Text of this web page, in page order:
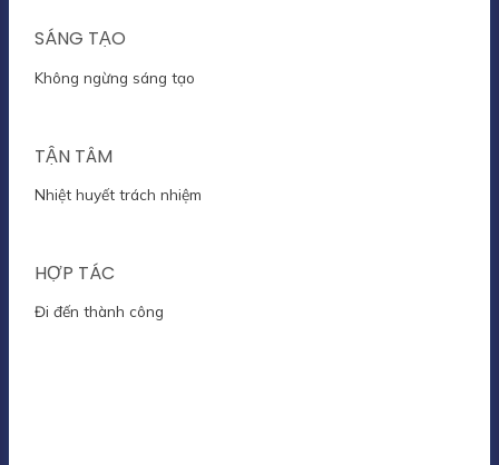
SÁNG TẠO
Không ngừng sáng tạo
TẬN TÂM
Nhiệt huyết trách nhiệm
HỢP TÁC
Đi đến thành công